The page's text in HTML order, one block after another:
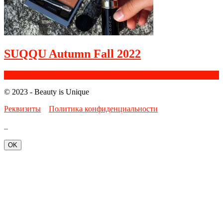
SUQQU Autumn Fall 2022
© 2023 - Beauty is Unique
Реквизиты
Политика конфиденциальности
OK